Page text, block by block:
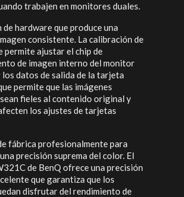
trabajen en monitores duales.
hardware que produce una
consistente. La calibración de
permite ajustar el chip de
de imagen interno del monitor
los datos de salida de la tarjeta
permite que las imágenes
fieles al contenido original y
los ajustes de tarjetas
fábrica profesionalmente para
precisión suprema del color. El
de BenQ ofrece una precisión
que garantiza que los
disfrutar del rendimiento de